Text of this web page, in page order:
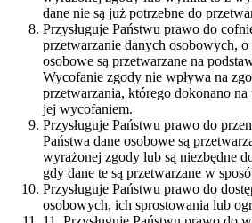
dane nie są już potrzebne do
Przysługuje Państwu prawo do
przetwarzanie danych osobowych, o
osobowe są przetwarzane na
Wycofanie zgody nie wpływa na
przetwarzania, którego dokonano
jej wycofaniem.
Przysługuje Państwu prawo do
Państwa dane osobowe są
wyrażonej zgody lub są niezbędne
gdy dane te są przetwarzane w
Przysługuje Państwu prawo do
osobowych, ich sprostowania lub